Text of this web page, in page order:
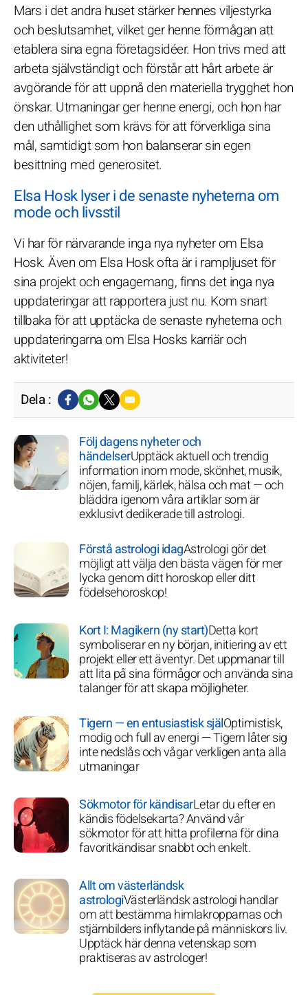
Mars i det andra huset stärker hennes viljestyrka
och beslutsamhet, vilket ger henne förmågan att
etablera sina egna företagsidéer. Hon trivs med att
arbeta självständigt och förstår att hårt arbete är
avgörande för att uppnå den materiella trygghet hon
önskar. Utmaningar ger henne energi, och hon har
den uthållighet som krävs för att förverkliga sina
mål, samtidigt som hon balanserar sin egen
besittning med generositet.
Elsa Hosk lyser i de senaste nyheterna om
mode och livsstil
Vi har för närvarande inga nya nyheter om Elsa
Hosk. Även om Elsa Hosk ofta är i rampljuset för
sina projekt och engagemang, finns det inga nya
uppdateringar att rapportera just nu. Kom snart
tillbaka för att upptäcka de senaste nyheterna och
uppdateringarna om Elsa Hosks karriär och
aktiviteter!
Dela :
Följ dagens nyheter och
händelserUpptäck aktuell och trendig
information inom mode, skönhet, musik,
nöjen, familj, kärlek, hälsa och mat — och
bläddra igenom våra artiklar som är
exklusivt dedikerade till astrologi.
Förstå astrologi idagAstrologi gör det
möjligt att välja den bästa vägen för mer
lycka genom ditt horoskop eller ditt
födelsehoroskop!
Kort I: Magikern (ny start)Detta kort
symboliserar en ny början, initiering av ett
projekt eller ett äventyr. Det uppmanar till
att lita på sina förmågor och använda sina
talanger för att skapa möjligheter.
Tigern — en entusiastisk själOptimistisk,
modig och full av energi — Tigern låter sig
inte nedslås och vågar verkligen anta alla
utmaningar
Sökmotor för kändisarLetar du efter en
kändis födelsekarta? Använd vår
sökmotor för att hitta profilerna för dina
favoritkändisar snabbt och enkelt.
Allt om västerländsk
astrologiVästerländsk astrologi handlar
om att bestämma himlakropparnas och
stjärnbilders inflytande på människors liv.
Upptäck här denna vetenskap som
praktiseras av astrologer!